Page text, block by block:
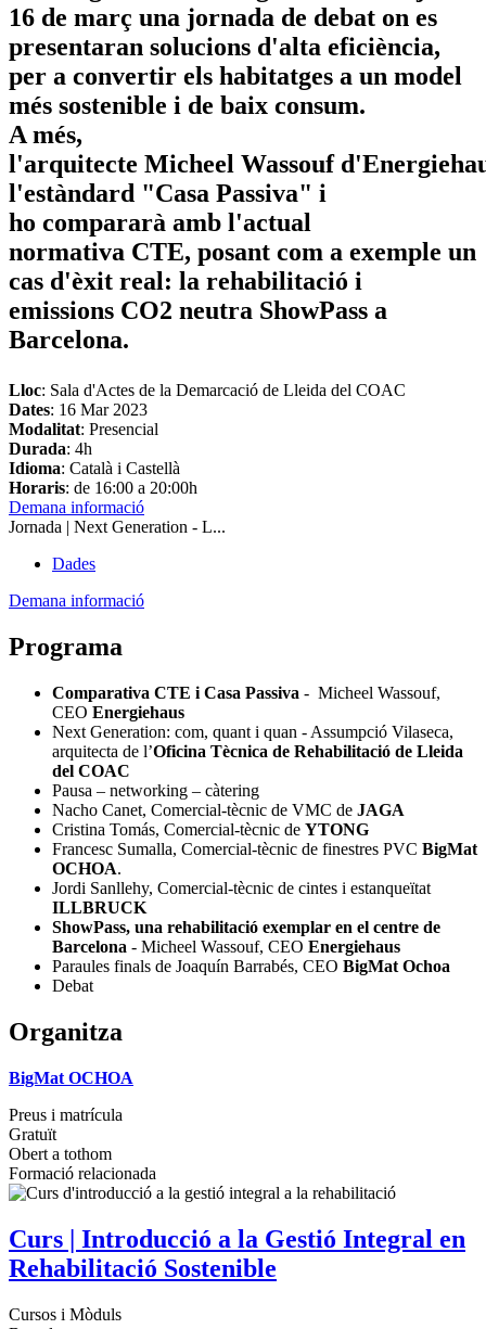
16 de març una jornada de debat on es
presentaran solucions d'alta eficiència,
per a convertir els habitatges a un model
més sostenible i de baix consum.
A més,
l'arquitecte Micheel Wassouf
l'estàndard "Casa Passiva" i
ho compararà amb l'actual
normativa CTE, posant com a exemple un
cas d'èxit real: la rehabilitació i
emissions CO2 neutra ShowPass a
Barcelona.
Lloc: Sala d'Actes de la Demarcació de Lleida del COAC
Dates: 16 Mar 2023
Modalitat: Presencial
Durada: 4h
Idioma: Català i Castellà
Horaris: de 16:00 a 20:00h
Demana informació
Jornada | Next Generation - L...
Dades
Demana informació
Programa
Comparativa CTE i Casa Passiva - Micheel Wassouf,
CEO Energiehaus
Next Generation: com, quant i quan - Assumpció Vilaseca,
arquitecta de l’Oficina Tècnica de Rehabilitació de Lleida
del COAC
Pausa – networking – càtering
Nacho Canet, Comercial-tècnic de VMC de JAGA
Cristina Tomás, Comercial-tècnic de YTONG
Francesc Sumalla, Comercial-tècnic de finestres PVC BigMat
OCHOA.
Jordi Sanllehy, Comercial-tècnic de cintes i estanqueïtat
ILLBRUCK
ShowPass, una rehabilitació exemplar en el centre de
Barcelona - Micheel Wassouf, CEO Energiehaus
Paraules finals de Joaquín Barrabés, CEO BigMat Ochoa
Debat
Organitza
BigMat OCHOA
Preus i matrícula
Gratuït
Obert a tothom
Formació relacionada
Curs | Introducció a la Gestió Integral en
Rehabilitació Sostenible
Cursos i Mòduls